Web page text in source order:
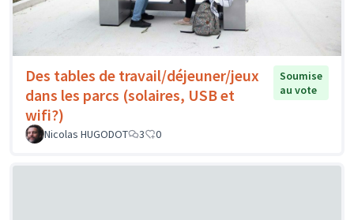
Des tables de travail/déjeuner/jeux
dans les parcs (solaires, USB et
wifi?)
Soumise
au vote
Nicolas HUGODOT 3 0